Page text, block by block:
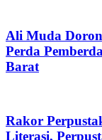
Ali Muda
Perda
Barat
Rakor
Literasi,